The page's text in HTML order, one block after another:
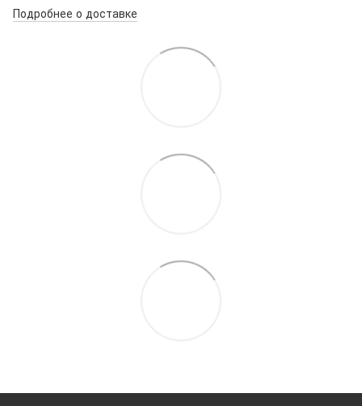
Подробнее о доставке